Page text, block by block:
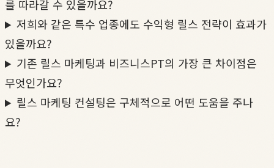
를 따라갈 수 있을까요?
저희와 같은 특수 업종에도 수익형 릴스 전략이 효과가
있을까요?
기존 릴스 마케팅과 비즈니스PT의 가장 큰 차이점은
무엇인가요?
릴스 마케팅 컨설팅은 구체적으로 어떤 도움을 주나
요?